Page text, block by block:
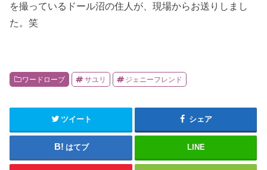
を撮っているドール沼の住人が、現場からお送りしまし
た。笑
ワードローブ サユリ ジェニーフレンド
ツイート シェア
はてブ LINE